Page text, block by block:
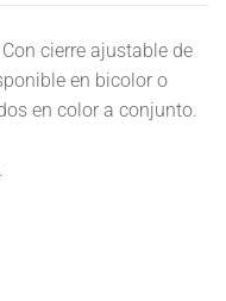
cierre ajustable de
en bicolor o
en color a conjunto.